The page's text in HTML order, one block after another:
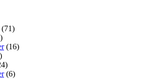
(71)
(16)
(6)